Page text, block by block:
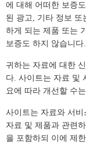
에 대해 어떠한 보증
된 광고, 기타 정보 또
하게 되는 제품 또는
보증도 하지 않습니다.
귀하는 자료에 대한
다. 사이트는 자료 및
요에 따라 개선할 수
사이트는 자료와 서
자료 및 제품과 관련
을 포함하되 이에 제